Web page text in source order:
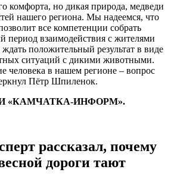
комфорта, но дикая природа, медведи
нашего региона. Мы надеемся, что
все компетенции собрать
период взаимодействия с жителями
положительный результат в виде
ситуаций с дикими животными.
человека в нашем регионе – вопрос
Пётр Шпиленок.
«КАМЧАТКА-ИНФОРМ».
рассказал, почему
дороги тают